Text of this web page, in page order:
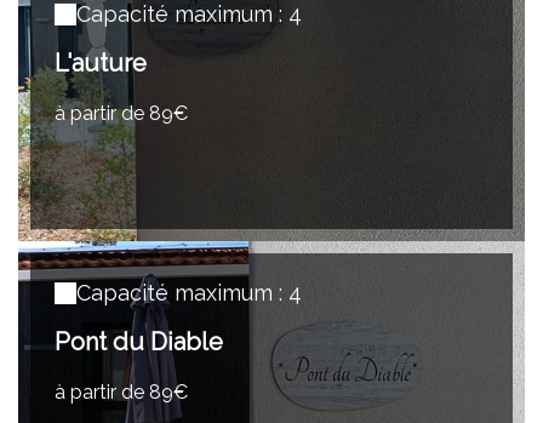
Capacité maximum : 4
L'auture
à partir de 89€
Capacité maximum : 4
Pont du Diable
à partir de 89€